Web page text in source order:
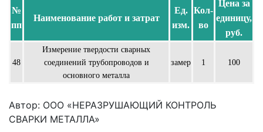
№
пп
Наименование работ и затрат
Ед.
изм.
Кол-
во
Цена за
единицу,
руб.
48
Измерение твердости сварных
соединений трубопроводов и
основного металла
замер 1 100
Автор: ООО «НЕРАЗРУШАЮЩИЙ КОНТРОЛЬ
СВАРКИ МЕТАЛЛА»